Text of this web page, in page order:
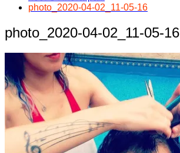
photo_2020-04-02_11-05-16
photo_2020-04-02_11-05-16